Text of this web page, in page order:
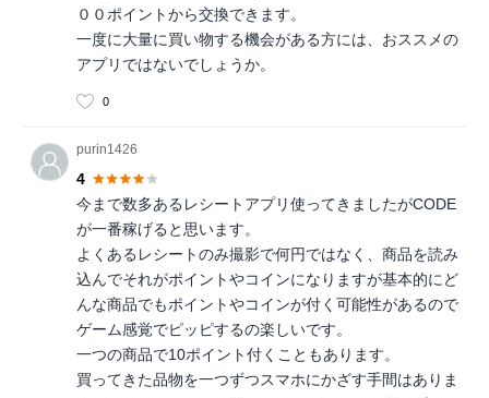
００ポイントから交換できます。
一度に大量に買い物する機会がある方には、おススメの
アプリではないでしょうか。
0
purin1426
4
今まで数多あるレシートアプリ使ってきましたがCODE
が一番稼げると思います。
よくあるレシートのみ撮影で何円ではなく、商品を読み
込んでそれがポイントやコインになりますが基本的にど
んな商品でもポイントやコインが付く可能性があるので
ゲーム感覚でピッピするの楽しいです。
一つの商品で10ポイント付くこともあります。
買ってきた品物を一つずつスマホにかざす手間はありま